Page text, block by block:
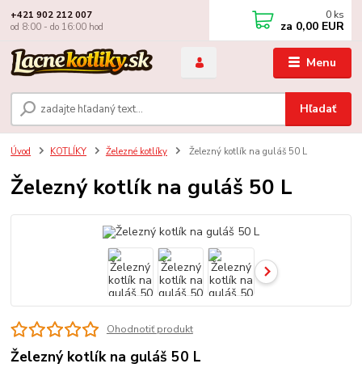
Menu
Hľadať
+421 902 212 007
od 8:00 - do 16:00 hod
0 ks
za 0,00 EUR
Úvod KOTLÍKY Železné kotlíky Železný kotlík na guláš 50 L
Železný kotlík na guláš 50 L
Ohodnotiť produkt
Železný kotlík na guláš 50 L